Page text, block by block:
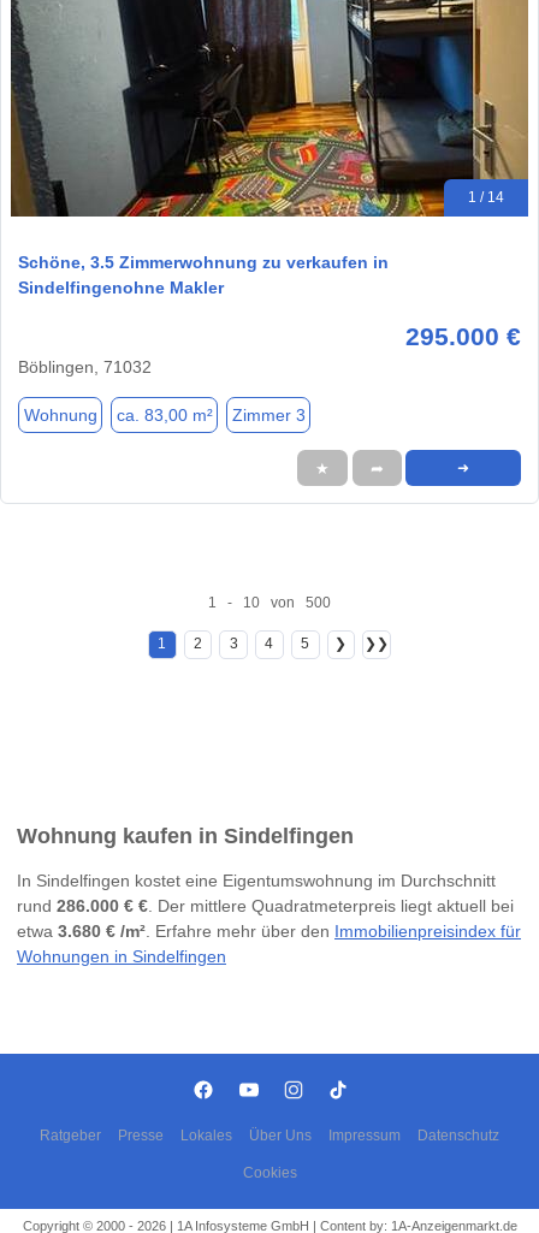
1 / 14
Schöne, 3.5 Zimmerwohnung zu verkaufen in
Sindelfingenohne Makler
295.000 €
Böblingen, 71032
Wohnung ca. 83,00 m² Zimmer 3
★ ➦ ➜
1 - 10 von 500
1 2 3 4 5 ❯ ❯❯
Wohnung kaufen in Sindelfingen
In Sindelfingen kostet eine Eigentumswohnung im Durchschnitt
rund 286.000 € €. Der mittlere Quadratmeterpreis liegt aktuell bei
etwa 3.680 € /m². Erfahre mehr über den Immobilienpreisindex für
Wohnungen in Sindelfingen
Ratgeber Presse Lokales Über Uns Impressum Datenschutz
Cookies
Copyright © 2000 - 2026 | 1A Infosysteme GmbH | Content by: 1A-Anzeigenmarkt.de